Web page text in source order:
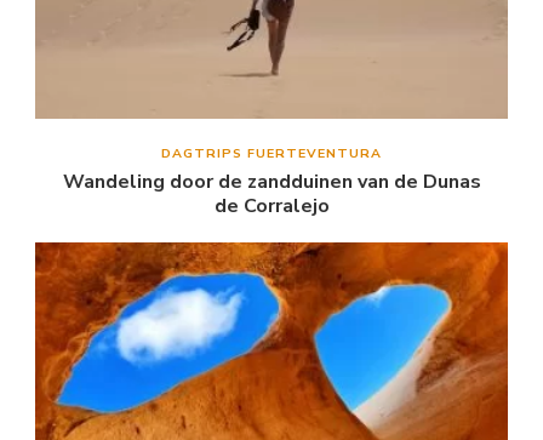
DAGTRIPS FUERTEVENTURA
Wandeling door de zandduinen van de Dunas
de Corralejo